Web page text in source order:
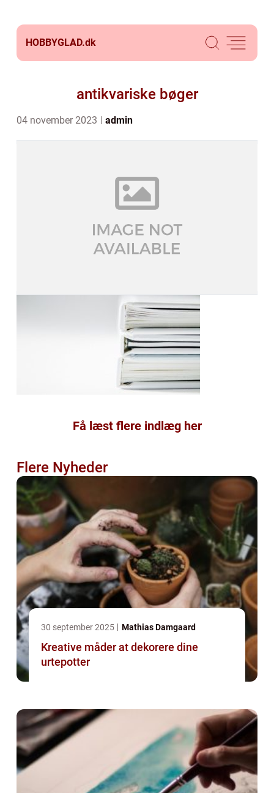
HOBBYGLAD.dk
antikvariske bøger
04 november 2023 admin
Få læst flere indlæg her
Flere Nyheder
30 september 2025 Mathias Damgaard
Kreative måder at dekorere dine
urtepotter